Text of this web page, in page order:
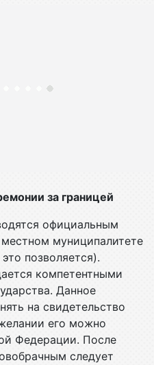
за границей
официальным
муниципалитете
позволяется).
компетентными
Данное
на свидетельство
его можно
Федерации. После
следует